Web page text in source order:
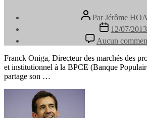
Auteur
de
l’article
Par Jérôme
Date
l’article
12/07/2013
Aucun
Franck Oniga, Directeur des marchés des
et institutionnel à la BPCE (Banque
partage son …